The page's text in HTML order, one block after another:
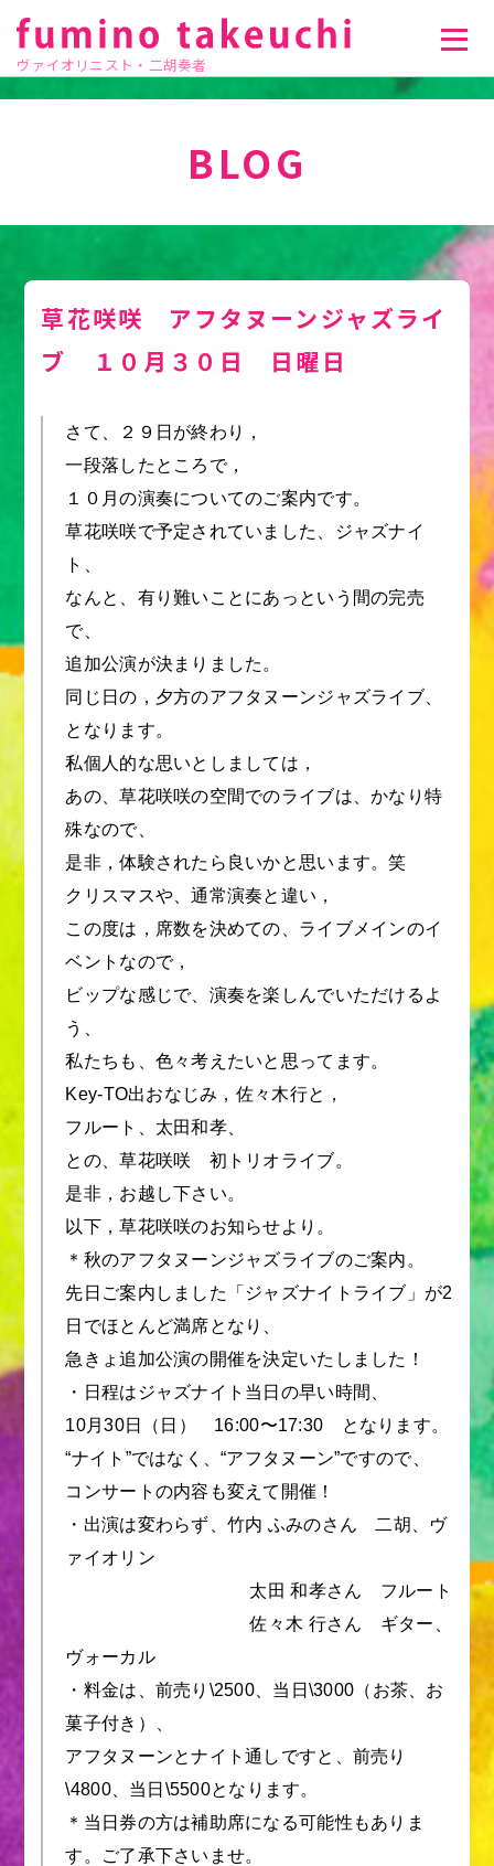
ヴァイオリニスト・二胡奏者
BLOG
草花咲咲 アフタヌーンジャズライ
ブ １０月３０日 日曜日
さて、２９日が終わり，
一段落したところで，
１０月の演奏についてのご案内です。
草花咲咲で予定されていました、ジャズナイ
ト、
なんと、有り難いことにあっという間の完売
で、
追加公演が決まりました。
同じ日の，夕方のアフタヌーンジャズライブ、
となります。
私個人的な思いとしましては，
あの、草花咲咲の空間でのライブは、かなり特
殊なので、
是非，体験されたら良いかと思います。笑
クリスマスや、通常演奏と違い，
この度は，席数を決めての、ライブメインのイ
ベントなので，
ビップな感じで、演奏を楽しんでいただけるよ
う、
私たちも、色々考えたいと思ってます。
Key-TO出おなじみ，佐々木行と，
フルート、太田和孝、
との、草花咲咲 初トリオライブ。
是非，お越し下さい。
以下，草花咲咲のお知らせより。
＊秋のアフタヌーンジャズライブのご案内。
先日ご案内しました「ジャズナイトライブ」が2
日でほとんど満席となり、
急きょ追加公演の開催を決定いたしました！
・日程はジャズナイト当日の早い時間、
10月30日（日） 16:00〜17:30 となります。
“ナイト”ではなく、“アフタヌーン”ですので、
コンサートの内容も変えて開催！
・出演は変わらず、竹内 ふみのさん 二胡、ヴ
ァイオリン
太田 和孝さん フルート
佐々木 行さん ギター、
ヴォーカル
・料金は、前売り\2500、当日\3000（お茶、お
菓子付き）、
アフタヌーンとナイト通しですと、前売り
\4800、当日\5500となります。
＊当日券の方は補助席になる可能性もありま
す。ご了承下さいませ。